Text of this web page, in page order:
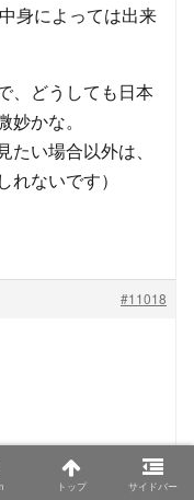
身によっては出来
、どうしても日本
かな。
たい場合以外は、
ないです）
#11018
義の物もシタンさ
トップ サイドバー